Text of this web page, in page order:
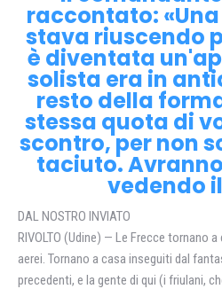
raccontato:
stava riuscendo
è diventata
solista era in
resto della
stessa quota di
scontro, per non
taciuto.
vedendo
DAL NOSTRO INVIATO
RIVOLTO (Udine) — Le Frecce tornano
aerei. Tornano a casa inseguiti dal
precedenti, e la gente di qui (i friulani,